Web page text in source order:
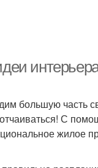
большую часть
С
жилое